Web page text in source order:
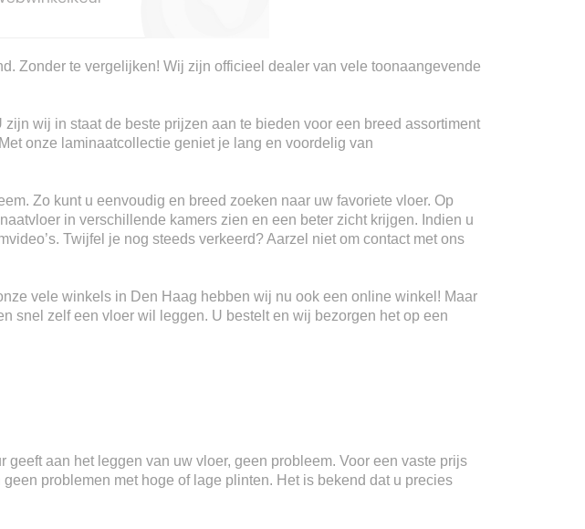
Zonder te vergelijken! Wij zijn officieel dealer van vele toonaangevende
wij in staat de beste prijzen aan te bieden voor een breed assortiment
onze laminaatcollectie geniet je lang en voordelig van
Zo kunt u eenvoudig en breed zoeken naar uw favoriete vloer. Op
in verschillende kamers zien en een beter zicht krijgen. Indien u
Twijfel je nog steeds verkeerd? Aarzel niet om contact met ons
vele winkels in Den Haag hebben wij nu ook een online winkel! Maar
snel zelf een vloer wil leggen. U bestelt en wij bezorgen het op een
aan het leggen van uw vloer, geen probleem. Voor een vaste prijs
problemen met hoge of lage plinten. Het is bekend dat u precies